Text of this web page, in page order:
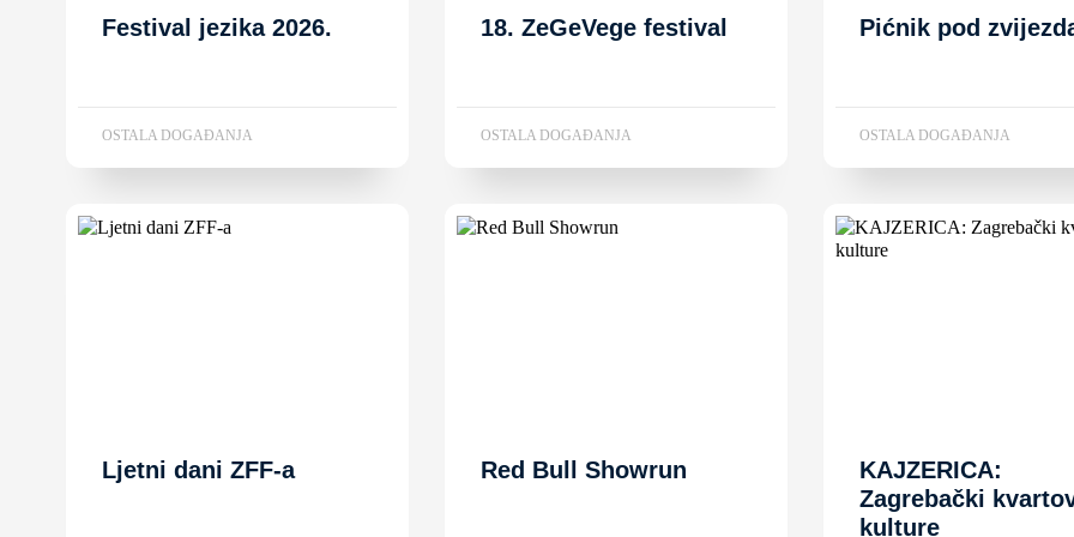
Festival jezika 2026.
OSTALA DOGAĐANJA
18. ZeGeVege festival
OSTALA DOGAĐANJA
Pićnik pod
OSTALA DOGAĐANJA
Ljetni dani ZFF-a Red Bull Showrun
KAJZERICA:
Zagrebački
kulture